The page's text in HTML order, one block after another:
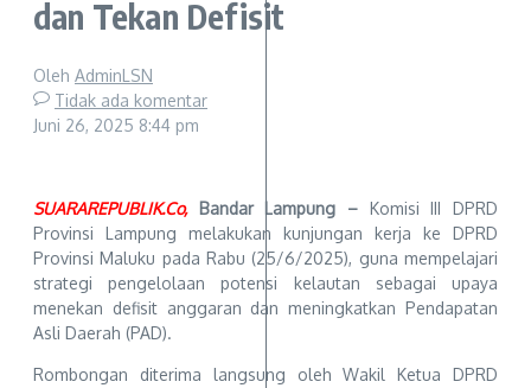
dan Tekan Defisit
Oleh AdminLSN
Tidak ada komentar
Juni 26, 2025 8:44 pm
SUARAREPUBLIK.Co, Bandar Lampung – Komisi III DPRD
Provinsi Lampung melakukan kunjungan kerja ke DPRD
Provinsi Maluku pada Rabu (25/6/2025), guna mempelajari
strategi pengelolaan potensi kelautan sebagai upaya
menekan defisit anggaran dan meningkatkan Pendapatan
Asli Daerah (PAD).
Rombongan diterima langsung oleh Wakil Ketua DPRD